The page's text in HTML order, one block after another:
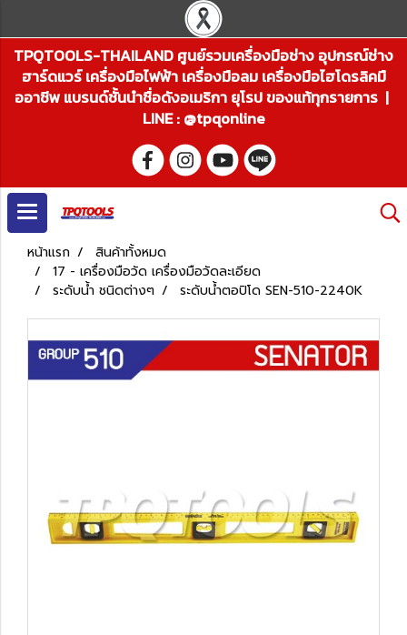
TPQTOOLS-THAILAND ศูนย์รวมเครื่องมือช่าง อุปกรณ์ช่าง
ฮาร์ดแวร์ เครื่องมือไฟฟ้า เครื่องมือลม เครื่องมือไฮโดรลิคมื
ออาชีพ แบรนด์ชั้นนำชื่อดังอเมริกา ยุโรป ของแท้ทุกรายการ |
LINE : @tpqonline
หน้าแรก
สินค้าทั้งหมด
17 - เครื่องมือวัด เครื่องมือวัดละเอียด
ระดับน้ำ ชนิดต่างๆ
ระดับน้ำตอปิโด SEN-510-2240K